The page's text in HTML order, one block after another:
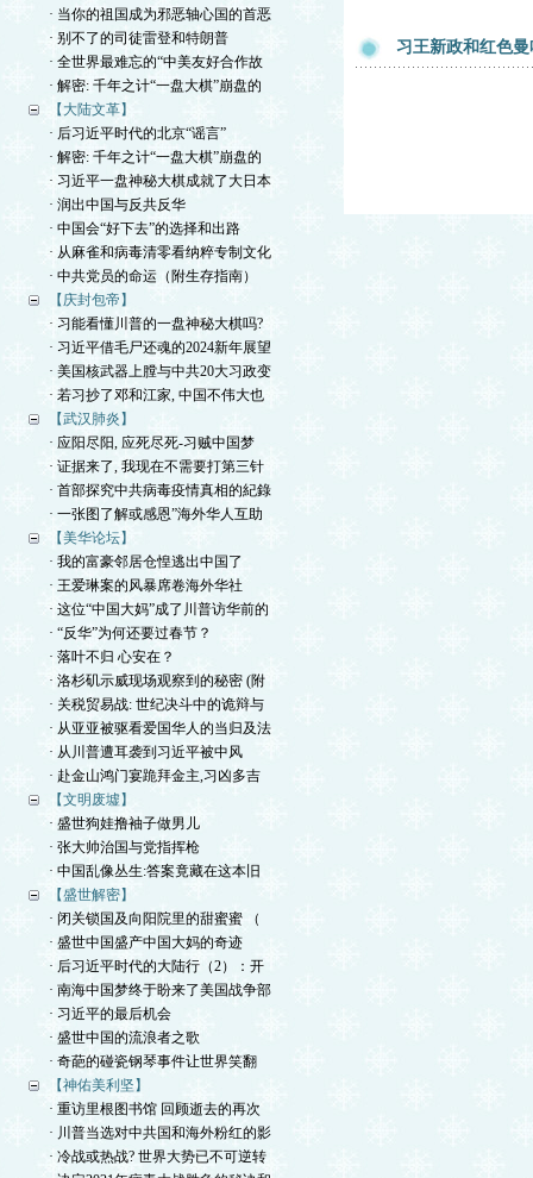
· 当你的祖国成为邪恶轴心国的首恶
· 别不了的司徒雷登和特朗普
· 全世界最难忘的“中美友好合作故
· 解密: 千年之计“一盘大棋”崩盘的
【大陆文革】
· 后习近平时代的北京“谣言”
· 解密: 千年之计“一盘大棋”崩盘的
· 习近平一盘神秘大棋成就了大日本
· 润出中国与反共反华
· 中国会“好下去”的选择和出路
· 从麻雀和病毒清零看纳粹专制文化
· 中共党员的命运（附生存指南）
【庆封包帝】
· 习能看懂川普的一盘神秘大棋吗?
· 习近平借毛尸还魂的2024新年展望
· 美国核武器上膛与中共20大习政变
· 若习抄了邓和江家, 中国不伟大也
【武汉肺炎】
· 应阳尽阳, 应死尽死-习贼中国梦
· 证据来了, 我现在不需要打第三针
· 首部探究中共病毒疫情真相的紀錄
· 一张图了解或感恩”海外华人互助
【美华论坛】
· 我的富豪邻居仓惶逃出中国了
· 王爱琳案的风暴席卷海外华社
· 这位“中国大妈”成了川普访华前的
· “反华”为何还要过春节？
· 落叶不归 心安在？
· 洛杉矶示威现场观察到的秘密 (附
· 关税贸易战: 世纪决斗中的诡辩与
· 从亚亚被驱看爱国华人的当归及法
· 从川普遭耳袭到习近平被中风
· 赴金山鸿门宴跪拜金主,习凶多吉
【文明废墟】
· 盛世狗娃撸袖子做男儿
· 张大帅治国与党指挥枪
· 中国乱像丛生:答案竟藏在这本旧
【盛世解密】
· 闭关锁国及向阳院里的甜蜜蜜 （
· 盛世中国盛产中国大妈的奇迹
· 后习近平时代的大陆行（2）：开
· 南海中国梦终于盼来了美国战争部
· 习近平的最后机会
· 盛世中国的流浪者之歌
· 奇葩的碰瓷钢琴事件让世界笑翻
【神佑美利坚】
· 重访里根图书馆 回顾逝去的再次
· 川普当选对中共国和海外粉红的影
· 冷战或热战? 世界大势已不可逆转
习王新政和红色